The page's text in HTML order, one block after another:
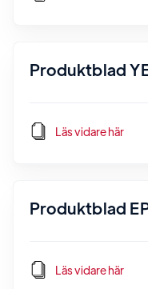
Produktblad
Läs vidare här
Produktblad
Läs vidare här